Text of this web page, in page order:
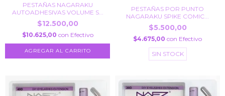
PESTAÑAS NAGARAKU
AUTOADHESIVAS VOLUME S...
$12.500,00
$10.625,00 con Efectivo
PESTAÑAS POR PUNTO
NAGARAKU SPIKE COMIC...
$5.500,00
$4.675,00 con Efectivo
SIN STOCK